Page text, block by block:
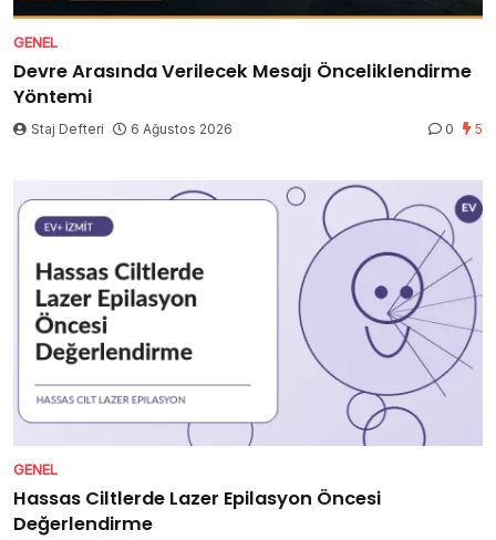
GENEL
Devre Arasında Verilecek Mesajı Önceliklendirme
Yöntemi
Staj Defteri 6 Ağustos 2026 0 5
GENEL
Hassas Ciltlerde Lazer Epilasyon Öncesi
Değerlendirme